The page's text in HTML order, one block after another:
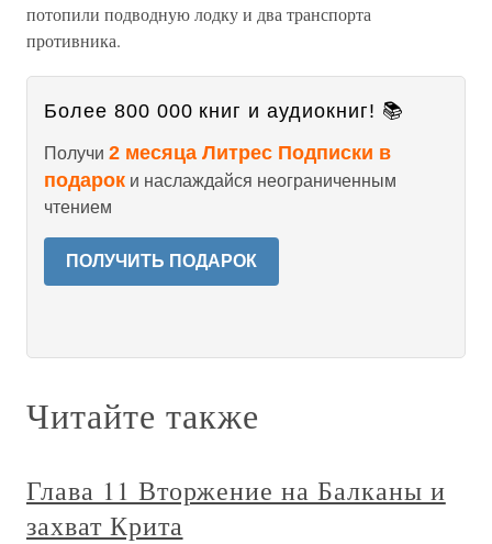
потопили подводную лодку и два транспорта
противника.
Более 800 000 книг и аудиокниг! 📚
Получи 2 месяца Литрес Подписки в
подарок и наслаждайся неограниченным
чтением
ПОЛУЧИТЬ ПОДАРОК
Читайте также
Глава 11 Вторжение на Балканы и
захват Крита